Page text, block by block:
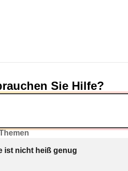
Sie Hilfe?
ist nicht heiß genug